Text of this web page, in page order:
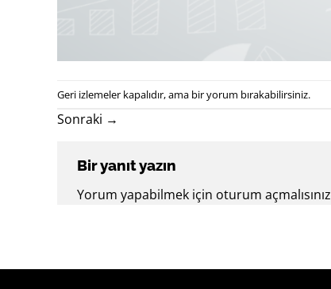
Geri izlemeler kapalıdır, ama bir yorum bırakabilirsiniz.
Sonraki →
Bir yanıt yazın
Yorum yapabilmek için oturum açmalısınız